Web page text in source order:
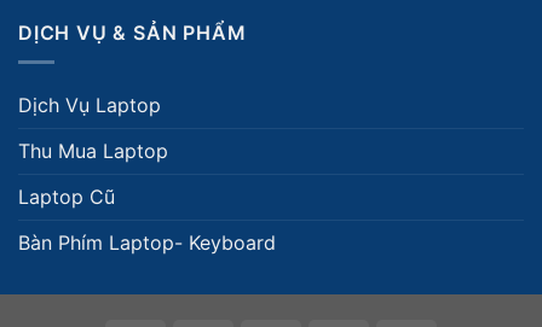
DỊCH VỤ & SẢN PHẨM
Dịch Vụ Laptop
Thu Mua Laptop
Laptop Cũ
Bàn Phím Laptop- Keyboard